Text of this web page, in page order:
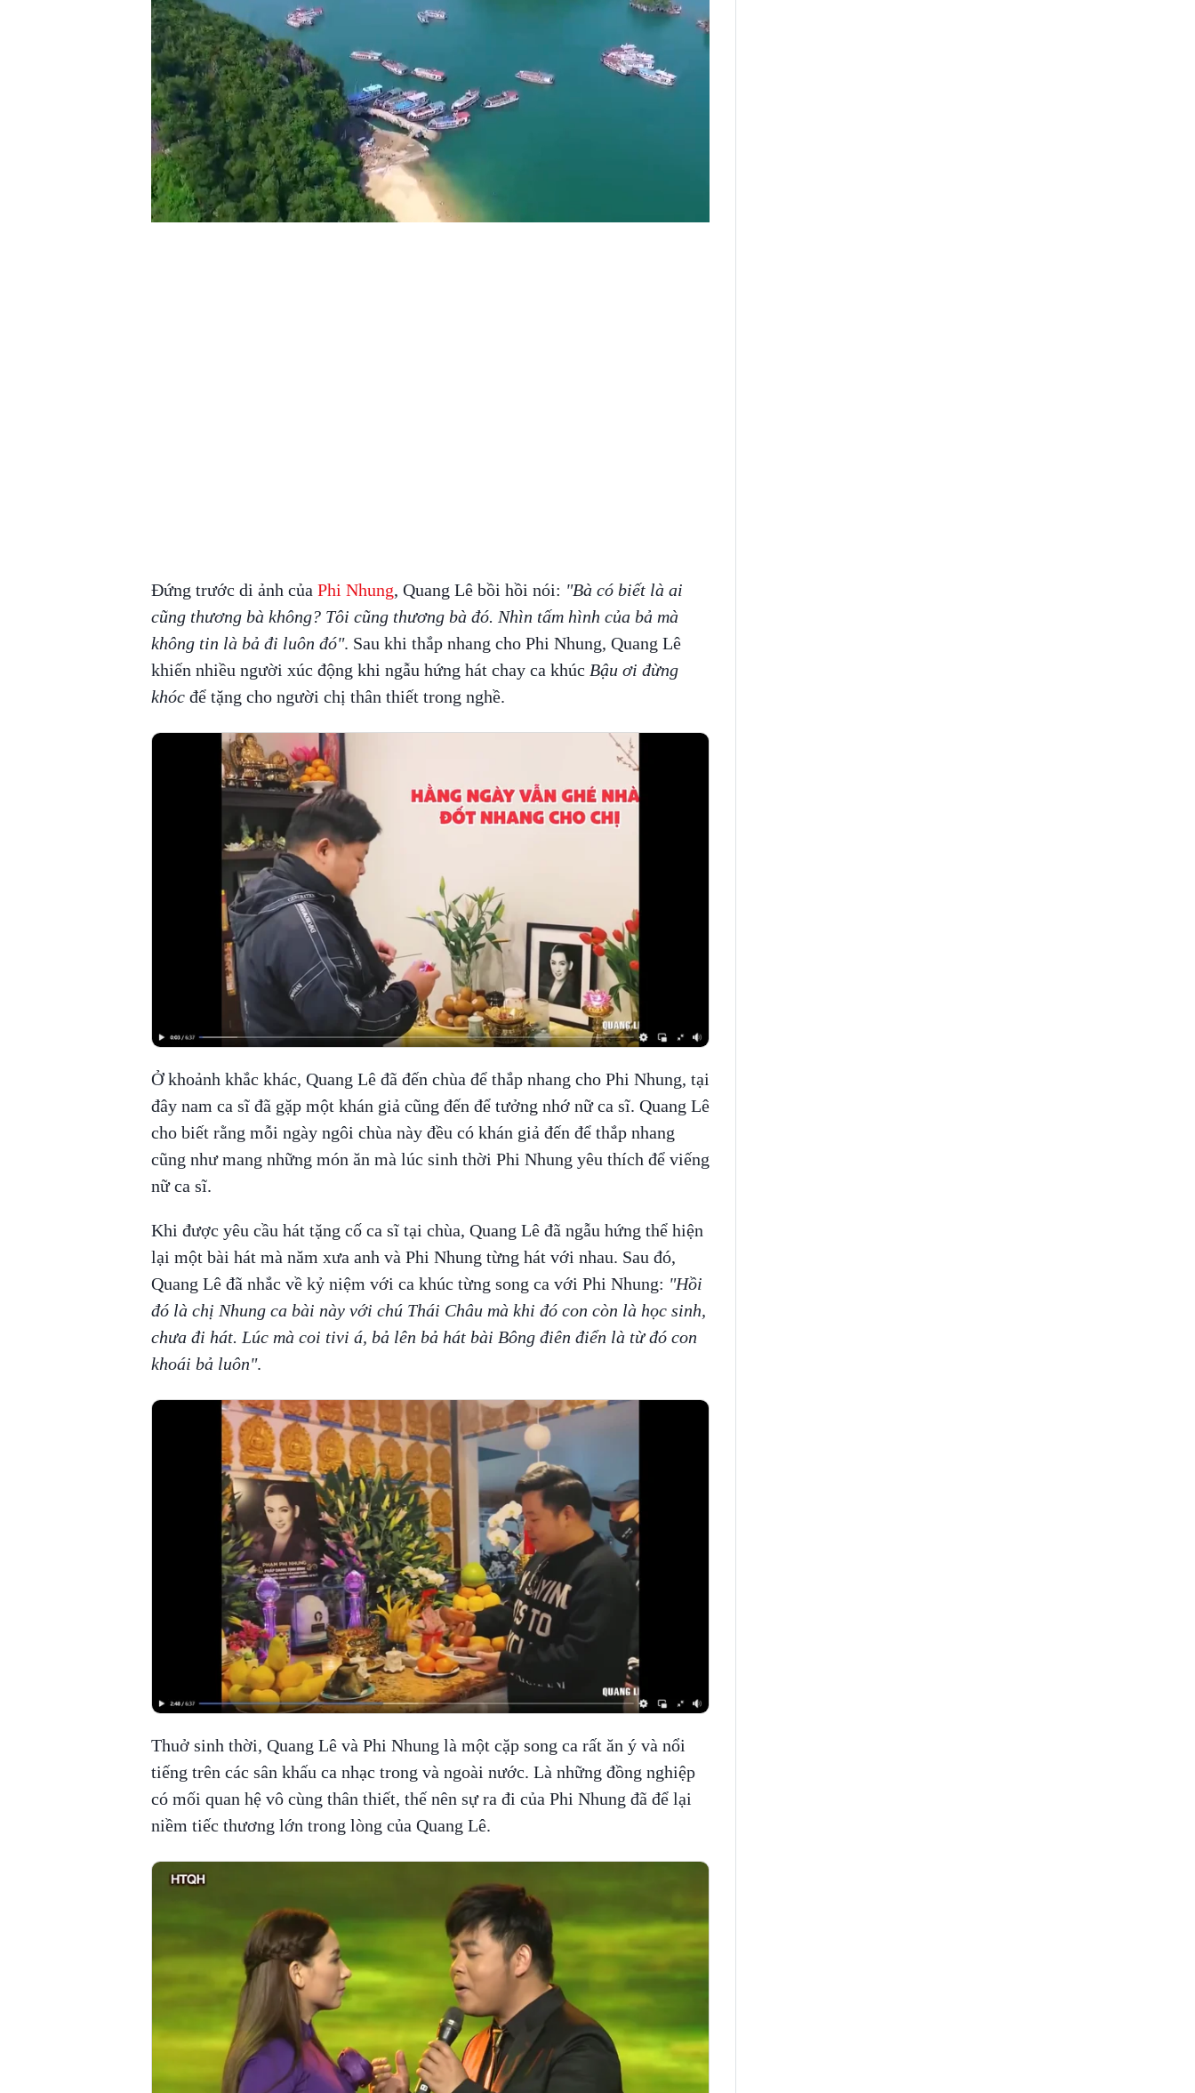
Đứng trước di ảnh của Phi Nhung, Quang Lê bồi hồi nói: "Bà có biết là ai
cũng thương bà không? Tôi cũng thương bà đó. Nhìn tấm hình của bả mà
không tin là bả đi luôn đó". Sau khi thắp nhang cho Phi Nhung, Quang Lê
khiến nhiều người xúc động khi ngẫu hứng hát chay ca khúc Bậu ơi đừng
khócđể tặng cho người chị thân thiết trong nghề.
Ở khoảnh khắc khác, Quang Lê đã đến chùa để thắp nhang cho Phi Nhung, tại
đây nam ca sĩ đã gặp một khán giả cũng đến để tưởng nhớ nữ ca sĩ. Quang Lê
cho biết rằng mỗi ngày ngôi chùa này đều có khán giả đến để thắp nhang
cũng như mang những món ăn mà lúc sinh thời Phi Nhung yêu thích để viếng
nữ ca sĩ.
Khi được yêu cầu hát tặng cố ca sĩ tại chùa, Quang Lê đã ngẫu hứng thể hiện
lại một bài hát mà năm xưa anh và Phi Nhung từng hát với nhau. Sau đó,
Quang Lê đã nhắc về kỷ niệm với ca khúc từng song ca với Phi Nhung: "Hồi
đó là chị Nhung ca bài này với chú Thái Châu mà khi đó con còn là học sinh,
chưa đi hát. Lúc mà coi tivi á, bả lên bả hát bài Bông điên điển là từ đó con
khoái bả luôn".
Thuở sinh thời, Quang Lê và Phi Nhung là một cặp song ca rất ăn ý và nổi
tiếng trên các sân khấu ca nhạc trong và ngoài nước. Là những đồng nghiệp
có mối quan hệ vô cùng thân thiết, thế nên sự ra đi của Phi Nhung đã để lại
niềm tiếc thương lớn trong lòng của Quang Lê.